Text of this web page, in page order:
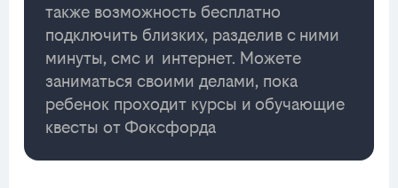
также возможность бесплатно
подключить близких, разделив с ними
минуты, смс и интернет. Можете
заниматься своими делами, пока
ребенок проходит курсы и обучающие
квесты от Фоксфорда